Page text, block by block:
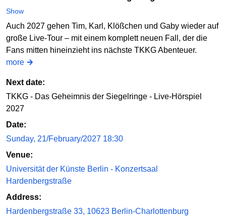
Show
Auch 2027 gehen Tim, Karl, Klößchen und Gaby wieder auf
große Live-Tour – mit einem komplett neuen Fall, der die
Fans mitten hineinzieht ins nächste TKKG Abenteuer.
more
Next date:
TKKG - Das Geheimnis der Siegelringe - Live-Hörspiel
2027
Date:
Sunday, 21/February/2027 18:30
Venue:
Universität der Künste Berlin - Konzertsaal
Hardenbergstraße
Address:
Hardenbergstraße 33, 10623 Berlin-Charlottenburg